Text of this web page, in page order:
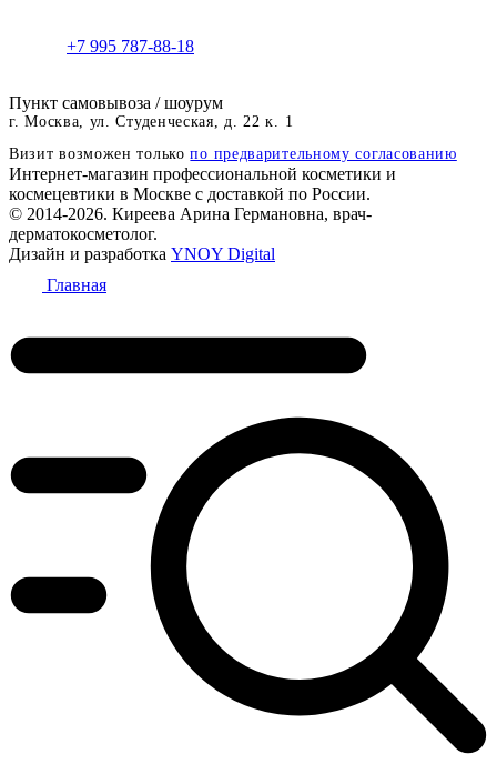
+7 995 787-88-18
Пункт самовывоза / шоурум
г. Москва, ул. Студенческая, д. 22 к. 1
Визит возможен толькопо предварительному согласованию
Интернет-магазин профессиональной косметики и
космецевтики в Москве с доставкой по России.
© 2014-2026. Киреева Арина Германовна, врач-
дерматокосметолог.
Дизайн и разработка YNOY Digital
Главная